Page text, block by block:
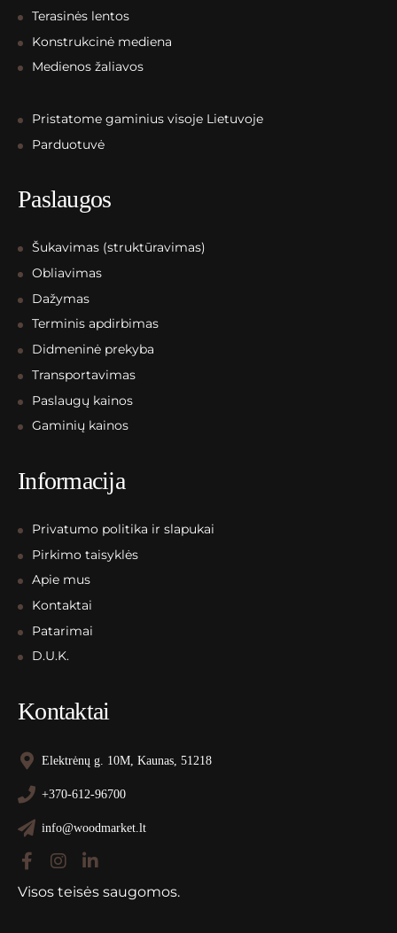
Terasinės lentos
Konstrukcinė mediena
Medienos žaliavos
Pristatome gaminius visoje Lietuvoje
Parduotuvė
Paslaugos
Šukavimas (struktūravimas)
Obliavimas
Dažymas
Terminis apdirbimas
Didmeninė prekyba
Transportavimas
Paslaugų kainos
Gaminių kainos
Informacija
Privatumo politika ir slapukai
Pirkimo taisyklės
Apie mus
Kontaktai
Patarimai
D.U.K.
Kontaktai
Elektrėnų g. 10M, Kaunas, 51218
+370-612-96700
info@woodmarket.lt
Visos teisės saugomos.